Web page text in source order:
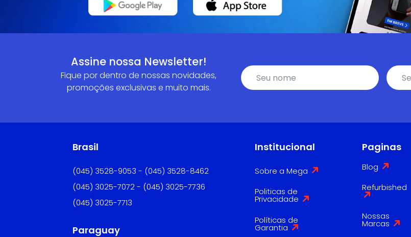
Assine nossa Newsletter!
Fique por dentro de nossas novidades,
promoções exclusivas e muito mais.
Brasil
(045) 3528-9053 - (045) 3528-8462
(045) 3025-7072 - (045) 3025-7736
(045) 3025-7713
Paraguay
Institucional
Sobre a Mega
Politicas de
Privacidade
Políticas de
Garantia
Paginas
Blog
Refurbished
Nossas
Marcas